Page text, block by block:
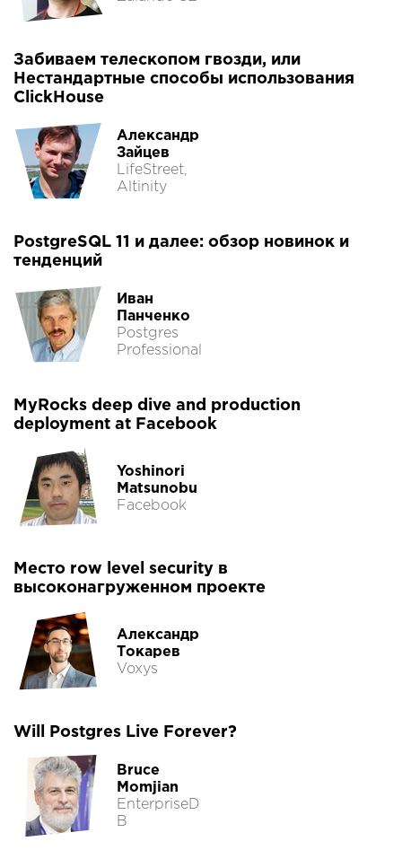
Забиваем телескопом гвозди, или
Нестандартные способы использования
ClickHouse
Александр
Зайцев
LifeStreet,
Altinity
PostgreSQL 11 и далее: обзор новинок и
тенденций
Иван
Панченко
Postgres
Professional
MyRocks deep dive and production
deployment at Facebook
Yoshinori
Matsunobu
Facebook
Место row level security в
высоконагруженном проекте
Александр
Токарев
Voxys
Will Postgres Live Forever?
Bruce
Momjian
EnterpriseD
B